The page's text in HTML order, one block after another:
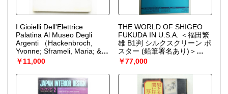
I Gioielli Dell'Elettrice
Palatina Al Museo Degli
Argenti
（Hackenbroch,
Yvonne; Sframeli, Maria; &
Cesaritti, Susan Scott）
￥11,000
THE WORLD OF SHIGEO
FUKUDA IN U.S.A. ＜福田繁
雄 B1判 シルクスクリーン ポ
スター (鉛筆署名あり)＞
（デザイン : 福田繁雄）
￥77,000